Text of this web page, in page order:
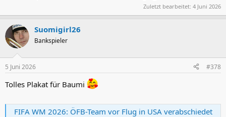
Zuletzt bearbeitet: 4 Juni 2026
Suomigirl26
Bankspieler
5 Juni 2026 #378
Tolles Plakat für Baumi
FIFA WM 2026: ÖFB-Team vor Flug in USA verabschiedet